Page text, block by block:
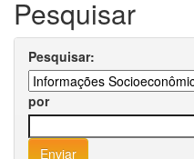
Pesquisar
Pesquisar:
por